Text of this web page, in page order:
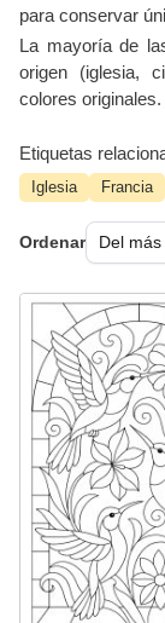
para conservar
La mayoría de
origen (iglesia,
colores originales.
Etiquetas
Iglesia Francia
Ordenar